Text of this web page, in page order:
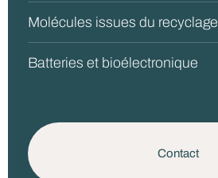
Molécules issues du recyclage
Batteries et bioélectronique
Contact